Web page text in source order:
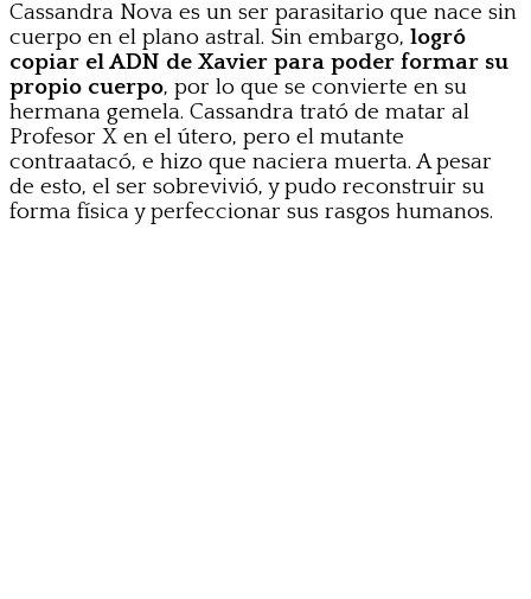
Cassandra Nova es un ser parasitario que nace sin
cuerpo en el plano astral. Sin embargo, logró
copiar el ADN de Xavier para poder formar su
propio cuerpo, por lo que se convierte en su
hermana gemela. Cassandra trató de matar al
Profesor X en el útero, pero el mutante
contraatacó, e hizo que naciera muerta. A pesar
de esto, el ser sobrevivió, y pudo reconstruir su
forma física y perfeccionar sus rasgos humanos.